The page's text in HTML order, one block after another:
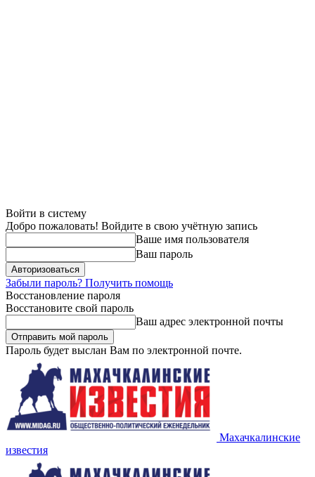
Войти в систему
Добро пожаловать! Войдите в свою учётную запись
Ваше имя пользователя
Ваш пароль
Забыли пароль? Получить помощь
Восстановление пароля
Восстановите свой пароль
Ваш адрес электронной почты
Пароль будет выслан Вам по электронной почте.
Махачкалинские
известия